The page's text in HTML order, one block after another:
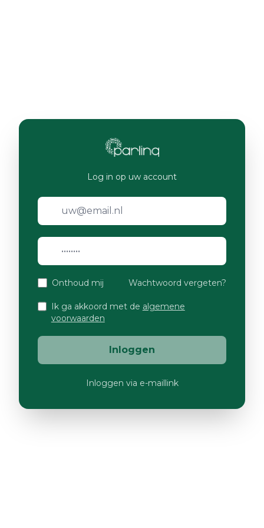
Log in op uw account
Onthoud mij Wachtwoord vergeten?
Ik ga akkoord met de algemene
voorwaarden
Inloggen
Inloggen via e-maillink